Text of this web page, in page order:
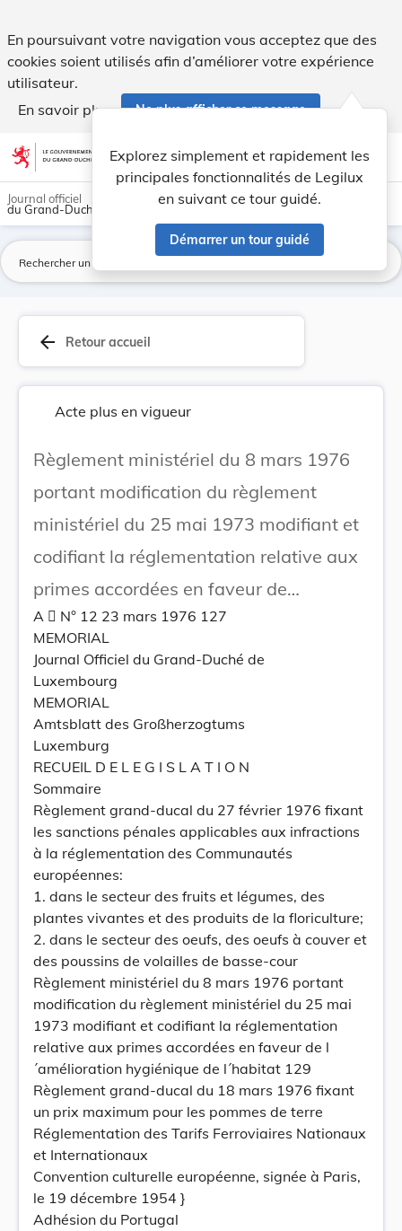
En poursuivant votre navigation vous acceptez que des
cookies soient utilisés afin d’améliorer votre expérience
utilisateur.
En savoir plus
Ne plus afficher ce message
Aller au contenu account_circle help Aide
Explorez simplement et rapidement les
principales fonctionnalités de Legilux
en suivant ce tour guidé.
Démarrer un tour guidé
light_mode dark_mode
Journal officiel
du Grand-Duché de Luxembourg
arrow_back Retour accueil
Acte plus en vigueur
Règlement ministériel du 8 mars 1976
portant modification du règlement
ministériel du 25 mai 1973 modifiant et
codifiant la réglementation relative aux
primes accordées en faveur de
l'amélioration hygiénique de l'habitat.
A  N° 12 23 mars 1976 127
MEMORIAL
Journal Officiel du Grand-Duché de
Luxembourg
MEMORIAL
Amtsblatt des Großherzogtums
Luxemburg
RECUEIL D E L E G I S L A T I O N
Sommaire
Règlement grand-ducal du 27 février 1976 fixant
les sanctions pénales applicables aux infractions
à la réglementation des Communautés
européennes:
1. dans le secteur des fruits et légumes, des
plantes vivantes et des produits de la floriculture;
2. dans le secteur des oeufs, des oeufs à couver et
des poussins de volailles de basse-cour
Règlement ministériel du 8 mars 1976 portant
modification du règlement ministériel du 25 mai
1973 modifiant et codifiant la réglementation
relative aux primes accordées en faveur de l
´amélioration hygiénique de l´habitat 129
Règlement grand-ducal du 18 mars 1976 fixant
un prix maximum pour les pommes de terre
Réglementation des Tarifs Ferroviaires Nationaux
et Internationaux
Convention culturelle européenne, signée à Paris,
le 19 décembre 1954 }
Adhésion du Portugal